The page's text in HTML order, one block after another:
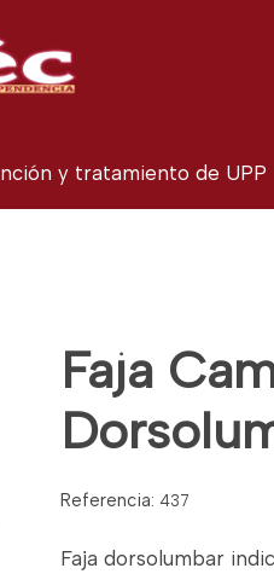
y tratamiento de UPP
Faja
Referencia: 437
Faja dorsolumbar